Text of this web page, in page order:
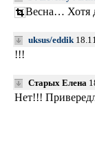
Весна… Хотя
uksus/eddik
!!!
Старых Елена
Нет!!!